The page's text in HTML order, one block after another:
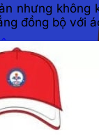
nhưng
đồng bộ với